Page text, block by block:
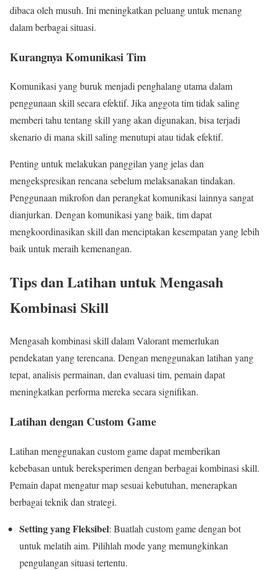
dibaca oleh musuh. Ini meningkatkan peluang untuk menang
dalam berbagai situasi.
Kurangnya Komunikasi Tim
Komunikasi yang buruk menjadi penghalang utama dalam
penggunaan skill secara efektif. Jika anggota tim tidak saling
memberi tahu tentang skill yang akan digunakan, bisa terjadi
skenario di mana skill saling menutupi atau tidak efektif.
Penting untuk melakukan panggilan yang jelas dan
mengekspresikan rencana sebelum melaksanakan tindakan.
Penggunaan mikrofon dan perangkat komunikasi lainnya sangat
dianjurkan. Dengan komunikasi yang baik, tim dapat
mengkoordinasikan skill dan menciptakan kesempatan yang lebih
baik untuk meraih kemenangan.
Tips dan Latihan untuk Mengasah
Kombinasi Skill
Mengasah kombinasi skill dalam Valorant memerlukan
pendekatan yang terencana. Dengan menggunakan latihan yang
tepat, analisis permainan, dan evaluasi tim, pemain dapat
meningkatkan performa mereka secara signifikan.
Latihan dengan Custom Game
Latihan menggunakan custom game dapat memberikan
kebebasan untuk bereksperimen dengan berbagai kombinasi skill.
Pemain dapat mengatur map sesuai kebutuhan, menerapkan
berbagai teknik dan strategi.
Setting yang Fleksibel: Buatlah custom game dengan bot
untuk melatih aim. Pilihlah mode yang memungkinkan
pengulangan situasi tertentu.